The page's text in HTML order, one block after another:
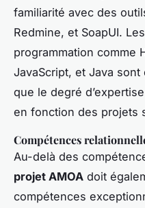
familiarité avec des
Redmine, et SoapUI.
programmation comme
JavaScript, et Java
que le degré
en fonction des projets
Compétences
Au-delà des
projet AMOA doit
compétences